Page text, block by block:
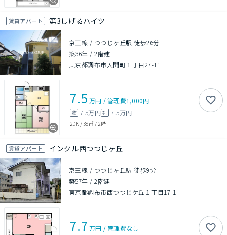
賃貸アパート 第3しげるハイツ
京王線 / つつじヶ丘駅 徒歩26分
築36年 /2階建
東京都調布市入間町１丁目27-11
7.5 万円 /管理費1,000円
敷 7.5万円礼 7.5万円
2DK /38㎡/ 2階
賃貸アパート インクル西つつじヶ丘
京王線 / つつじヶ丘駅 徒歩9分
築57年 /2階建
東京都調布市西つつじケ丘１丁目17-1
7.7 万円 /管理費なし